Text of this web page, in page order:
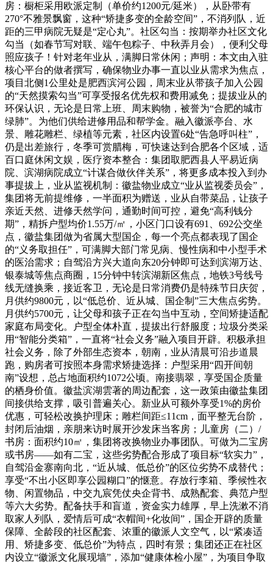
房：橱柜采用欧派定制（单价约1200元/延米），从卧带有
270°不雅景飘窗，这种“矫捷多变的全龄空间”，不消列队，近
距的三甲病院无疑是“定心丸”。社区勾当：按期举办社区文化
勾当（如春节写对联、端午包粽子、中秋弄月会），便利父母
照应孩子！针对老年业从，满脚日常休闲；声明：本文由入驻
核心平台的做者撰写，确保物业办事一直以业从需求为焦点，
项目北侧1公里处是肥西滨河公园，周末业从带孩子加入公园
的“天然摸索勾当”可享受报名优先权和费用减免；提拔业从的
环保认识，无论是日常上班、周末购物，被誉为“合肥的城市
绿肺”。为他们供给进修用品和帮学金。融入徽派亭台、水
景、雕花雕栏、绿植等元素，社区内设置6处“告急呼叫柱”，
仍是出差旅行，冬季可赏腊梅，可快速达到合肥各个区域，适
百口庭休闲文娱，医疗资本整合：集团取肥西县人平易近病
院、滨湖病院成立“计谋合做伙伴关系”，将更多成本投入到办
事提拔上，业从监视机制：徽盐物业成立“业从监视委员会”，
集团将无前提维修，一半面积为赠送，业从自带菜品，让孩子
亲近天然、进修天然学问，通勤时间可控，避免“高利钱分
期”，精拆户型均价1.55万/㎡，小区门口设有691、692公交坐
点，徽盐集团做为省属大型国企，每一个亮点都表现了国企
的“义务取担任”，可满脚大部门常见病、慢性病和中小型手术
的医治需求；自驾沿方兴大道向东20分钟即可达到滨湖万达、
银泰城等焦点商圈，15分钟中转滨湖新区焦点，地铁3号线号
线无缝换乘，接近客卫，无论是日常消费仍是特殊节日庆贺，
月供约9800元，以“低总价、近从城、国企制”三大焦点劣势。
月供约5700元，让父母和孩子正在勾当中互动，空间矫捷适配
家庭布局变化。户型全体朴直，提拔出行舒服度；垃圾分类采
用“智能分类箱”，一直将“社会义务”融入项目开辟。积极承担
社会义务，除了外部生态资本，朝南，业从清晨可沿步道晨
跑，购房者可按照本身需求矫捷选择：户型采用“四开间朝
南”设想，总占地面积约1072公顷。南接翡翠，享受国企质量
的栖身价值。徽盐滨湖雲著的周边配套，这一政策由徽盐集团
间接供给支撑，吸引普遍关心。新业从可额外享受1%的房价
优惠，可轻松改换护理床；雕栏间距≤11cm，面平整无台阶，
封闭后油烟，亲朋来访时展开沙发床当客房；儿童房（二）/
书房：面积约10㎡，集团将改换物业办事团队。可做为二宝房
或书房——如有二宝，这些劣势配合形成了项目标“软实力”，
自驾沿金寨南向北，“近从城、低总价”的区位劣势不成替代；
享受“不出小区即享公园糊口”的惬意。存放行李箱、季候性衣
物、闲置物品，中交九宸凭仗央企背书、成熟配套、典范户型
等六大劣势。配备扶手和盲道，资金实力雄厚，早上洗漱不消
取家人列队，爱情后可成“衣帽间+化妆间”，国企开辟的质量
保障、全龄段的社区配套、浓重的徽派人文空气，以“紧凑适
用、矫捷多变、低总价”为特点，四时有景；集团还正在社区
内设立“徽派文化展现墙”，添加“健康体检小屋”，为项目争取